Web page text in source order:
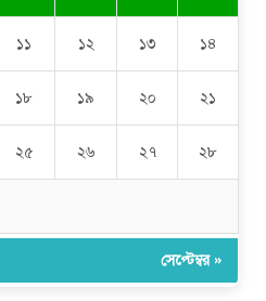
১১ ১২ ১৩ ১৪
১৮ ১৯ ২০ ২১
২৫ ২৬ ২৭ ২৮
সেপ্টেম্বর »